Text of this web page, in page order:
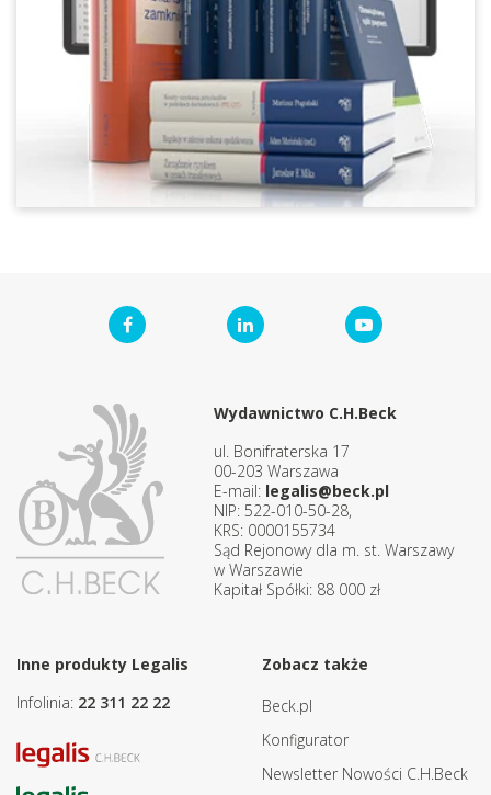
Wydawnictwo C.H.Beck
ul. Bonifraterska 17
00-203 Warszawa
E-mail: legalis@beck.pl
NIP: 522-010-50-28,
KRS: 0000155734
Sąd Rejonowy dla m. st. Warszawy
w Warszawie
Kapitał Spółki: 88 000 zł
Inne produkty Legalis
Infolinia: 22 311 22 22
Zobacz także
Beck.pl
Konfigurator
Newsletter Nowości C.H.Beck